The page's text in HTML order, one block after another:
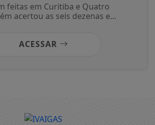
feitas em Curitiba e Quatro
acertou as seis dezenas e...
ACESSAR